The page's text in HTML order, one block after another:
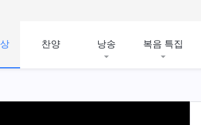
찬양 낭송 복음 특집